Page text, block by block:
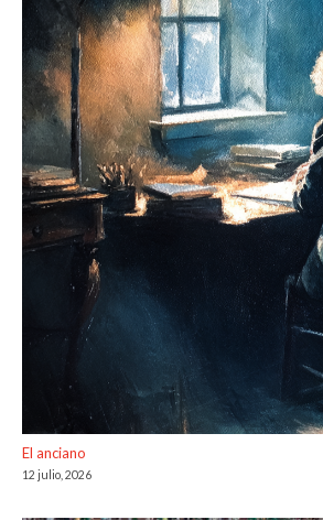
El anciano
12 julio, 2026